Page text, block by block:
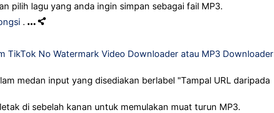
pilih lagu yang anda ingin simpan sebagai fail MP3.
.
TikTok No Watermark Video Downloader atau MP3 Downloader
medan input yang disediakan berlabel "Tampal URL daripada
di sebelah kanan untuk memulakan muat turun MP3.